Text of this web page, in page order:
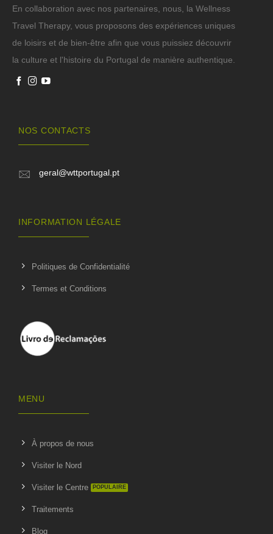
En collaboration avec nos partenaires, nous, la Wellness
Travel Therapy, vous proposons des expériences uniques
de loisirs et de bien-être afin que vous puissiez découvrir
la culture et l'histoire du Portugal de manière authentique.
NOS CONTACTS
geral@wttportugal.pt
INFORMATION LÉGALE
Politiques de Confidentialité
Termes et Conditions
MENU
À propos de nous
Visiter le Nord
Visiter le Centre
Traitements
Blog